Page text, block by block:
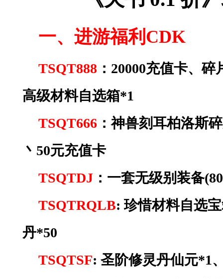
一、进游福利 CDK
TSQT888 ： 20000充值卡、
高级材料自选箱*1
TSQT666 ：神兽刻耳柏洛斯
丶50元充值卡
TSQTDJ ：一套无级别装备
TSQTRQLB:珍惜材料自选
丹*50
TSQTSF: 圣阶修灵丹仙元*1